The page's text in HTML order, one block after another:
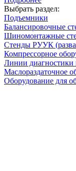
Выбрать раздел:
Подъемники
Балансировочные
Шиномонтажные
Стенды РУУК
Компрессорное
Линии диагностики
Маслораздаточное
Оборудование для